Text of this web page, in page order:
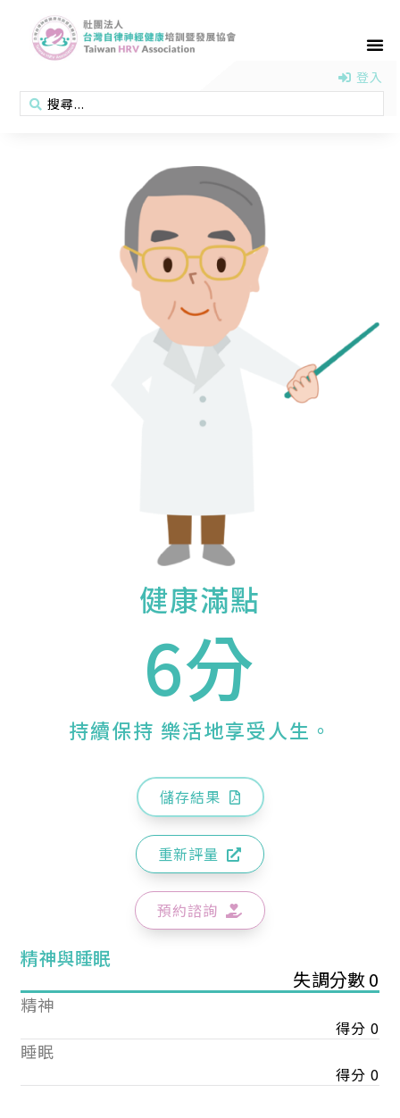
登入
健康滿點
6分
持續保持 樂活地享受人生。
儲存結果
重新評量
預約諮詢
精神與睡眠
失調分數 0
精神
得分 0
睡眠
得分 0